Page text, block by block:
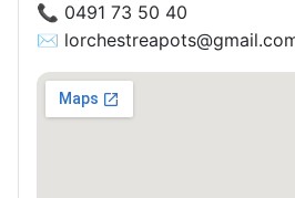
📞 0491 73 50 40
✉️